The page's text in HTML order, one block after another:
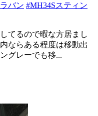
バン #MH34Sスティン
てるので暇な方居まし
ならある程度は移動出
グレーでも移...